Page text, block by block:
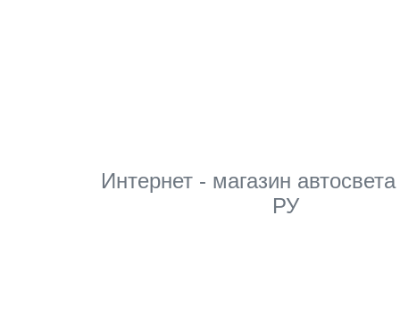
Интернет - магазин
РУ